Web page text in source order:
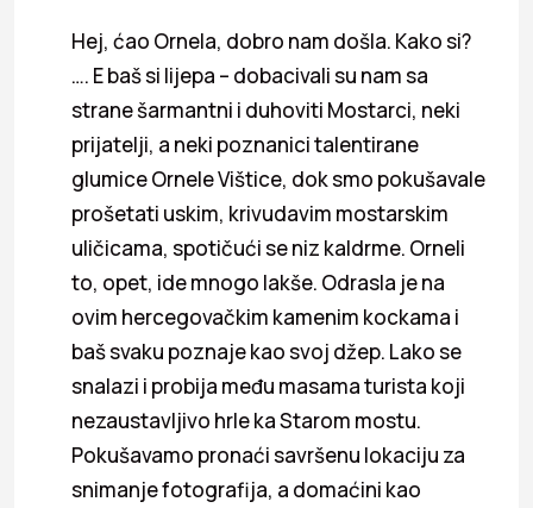
Hej, ćao Ornela, dobro nam došla. Kako si?
…. E baš si lijepa – dobacivali su nam sa
strane šarmantni i duhoviti Mostarci, neki
prijatelji, a neki poznanici talentirane
glumice Ornele Vištice, dok smo pokušavale
prošetati uskim, krivudavim mostarskim
uličicama, spotičući se niz kaldrme. Orneli
to, opet, ide mnogo lakše. Odrasla je na
ovim hercegovačkim kamenim kockama i
baš svaku poznaje kao svoj džep. Lako se
snalazi i probija među masama turista koji
nezaustavljivo hrle ka Starom mostu.
Pokušavamo pronaći savršenu lokaciju za
snimanje fotografija, a domaćini kao